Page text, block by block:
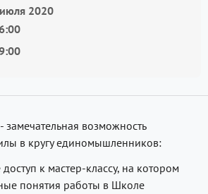
2020
замечательная возможность
в кругу единомышленников:
к мастер-классу, на котором
понятия работы в Школе